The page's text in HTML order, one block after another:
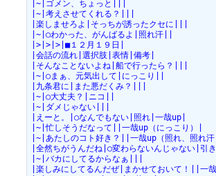
|~|ゴメン、ちょっと|||
|~|考えさせてくれる？|||
|楽しませろよ|そっちが誘ったクセに|||
|~|○わかった、がんばるよ|照れ汗||
|>|>|>|■１２月１９日|
|会話の流れ|選択肢|表情|備考|
|そんなことないよね|船で行ったら？|||
|~|○まぁ、元気出して|にっこり||
|九条君に|また悪だくみ？|||
|~|○大丈夫？|ニコ||
|~|ダメじゃない|||
|えーと。|○なんでもない|照れ|一哉up|
|~|忙しそうだなって||一哉up（にっこり）|
|~|あたしのコト好き？||一哉up（照れ、照れ汗
|全然ちがうんだね|○変わらないんじゃない|引
|~|バカにしてるからなぁ|||
|楽しみにしてるんだぜ|まかせておいて！||一